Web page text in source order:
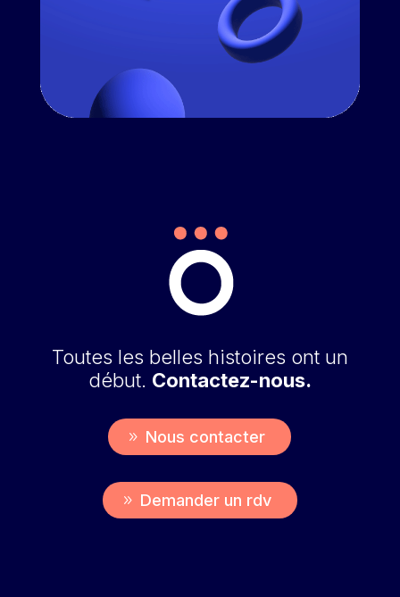
Toutes les belles histoires ont un
début. Contactez-nous.
Nous contacter
Demander un rdv